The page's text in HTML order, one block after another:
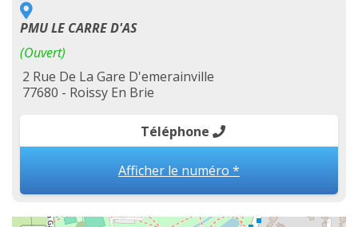
PMU LE CARRE D'AS
(Ouvert)
2 Rue De La Gare D'emerainville
77680 - Roissy En Brie
Téléphone
Afficher le numéro *